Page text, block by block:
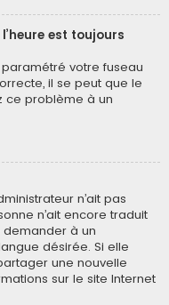
est toujours
votre fuseau
il se peut que le
ce problème à un
n’ait pas
n’ait encore traduit
demander à un
désirée. Si elle
une nouvelle
sur le site Internet